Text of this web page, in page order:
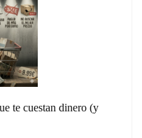
te cuestan dinero (y